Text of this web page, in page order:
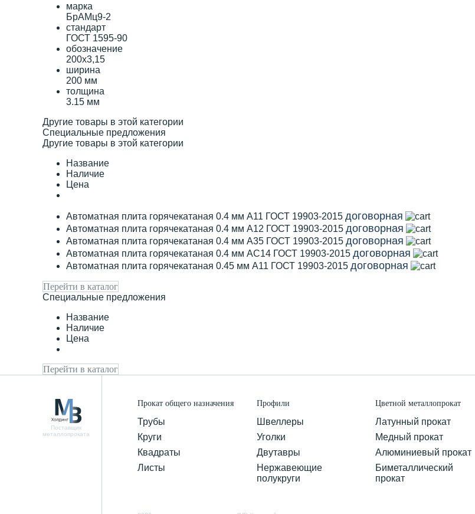
марка
БрАМц9-2
стандарт
ГОСТ 1595-90
обозначение
200х3,15
ширина
200 мм
толщина
3.15 мм
Другие товары в этой категории
Специальные предложения
Другие товары в этой категории
Название
Наличие
Цена
Автоматная плита горячекатаная 0.4 мм А11 ГОСТ 19903-2015 договорная
Автоматная плита горячекатаная 0.4 мм А12 ГОСТ 19903-2015 договорная
Автоматная плита горячекатаная 0.4 мм А35 ГОСТ 19903-2015 договорная
Автоматная плита горячекатаная 0.4 мм АС14 ГОСТ 19903-2015 договорная
Автоматная плита горячекатаная 0.45 мм А11 ГОСТ 19903-2015 договорная
Перейти в каталог
Специальные предложения
Название
Наличие
Цена
Перейти в каталог
Поставщик
металлопроката
Прокат общего назначения
Трубы
Круги
Квадраты
Листы
Профили
Швеллеры
Уголки
Двутавры
Нержавеющие
полукруги
Цветной металлопрокат
Латунный прокат
Медный прокат
Алюминиевый прокат
Биметаллический
прокат